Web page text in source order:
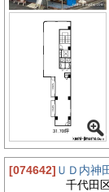
[074642] ＵＤ内神
千代田